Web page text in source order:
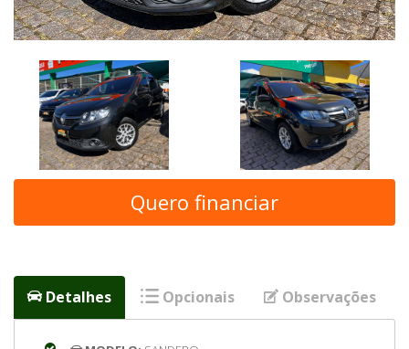
Quero financiar
Detalhes Opcionais Observações